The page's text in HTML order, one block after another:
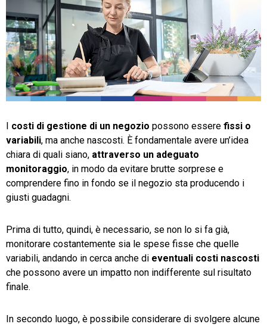
Financial Solutions
HR
Trust Services
TeamSystem Corporate
TeamSystem Store
costi di gestione di un negozio possono essere fissi o
variabili, ma anche nascosti. È fondamentale avere un’idea
chiara di quali siano, attraverso un adeguato
monitoraggio, in modo da evitare brutte sorprese e
comprendere fino in fondo se il negozio sta producendo i
giusti guadagni.
Prima di tutto, quindi, è necessario, se non lo si fa già,
monitorare costantemente sia le spese fisse che quelle
variabili, andando in cerca anche di eventuali costi nascosti
che possono avere un impatto non indifferente sul risultato
finale.
In secondo luogo, è possibile considerare di svolgere alcune